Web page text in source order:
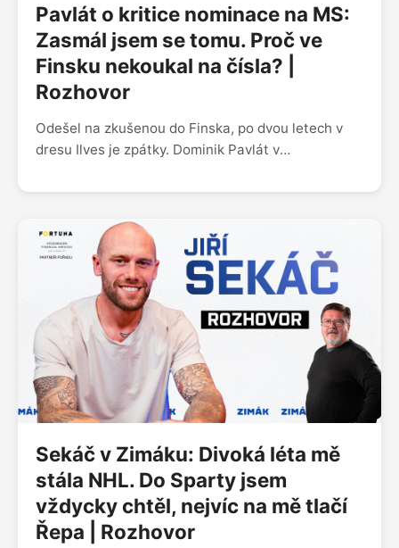
Pavlát o kritice nominace na MS:
Zasmál jsem se tomu. Proč ve
Finsku nekoukal na čísla? |
Rozhovor
Odešel na zkušenou do Finska, po dvou letech v
dresu Ilves je zpátky. Dominik Pavlát v
angažmá v Kladně má nejvyšší očekávání. „Cítil
divně, musím se vrátit zpátky do Česka. Úroveň
tady bude obrovská,“ popsal důvody, proč se vrací
do extraligy. V podcastu Zimák se rozpovídal i o
tom, jak reagoval na slova o údajné protekci, která
ho měla dostat do nominace na mistrovství světa.
Sekáč v Zimáku: Divoká léta mě
stála NHL. Do Sparty jsem
vždycky chtěl, nejvíc na mě tlačí
Řepa | Rozhovor